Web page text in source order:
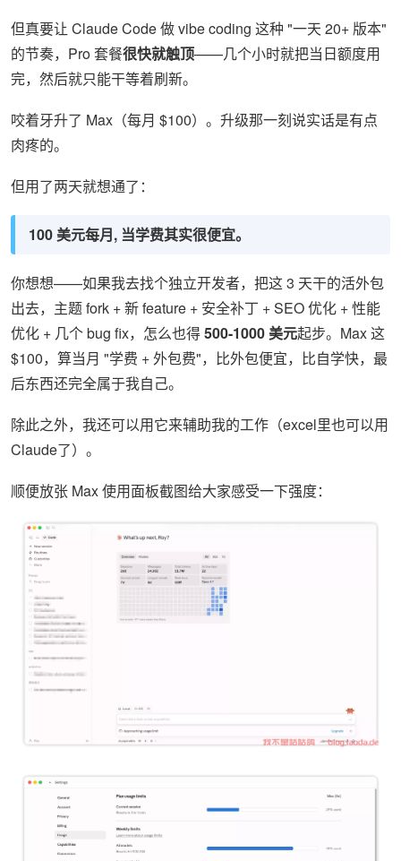
但真要让 Claude Code 做 vibe coding 这种 "一天 20+ 版本"
的节奏，Pro 套餐很快就触顶——几个小时就把当日额度用
完，然后就只能干等着刷新。
咬着牙升了 Max（每月 $100）。升级那一刻说实话是有点
肉疼的。
但用了两天就想通了：
100 美元每月, 当学费其实很便宜。
你想想——如果我去找个独立开发者，把这 3 天干的活外包
出去，主题 fork + 新 feature + 安全补丁 + SEO 优化 + 性能
优化 + 几个 bug fix，怎么也得500-1000 美元起步。Max 这
$100，算当月 "学费 + 外包费"，比外包便宜，比自学快，最
后东西还完全属于我自己。
除此之外，我还可以用它来辅助我的工作（excel里也可以用
Claude了）。
顺便放张 Max 使用面板截图给大家感受一下强度：